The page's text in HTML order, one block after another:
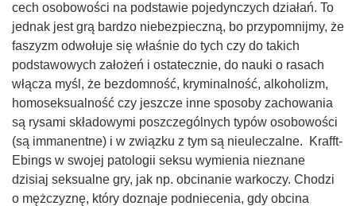
cech osobowości na podstawie pojedynczych działań. To
jednak jest grą bardzo niebezpieczną, bo przypomnijmy, że
faszyzm odwołuje się właśnie do tych czy do takich
podstawowych założeń i ostatecznie, do nauki o rasach
włącza myśl, że bezdomność, kryminalność, alkoholizm,
homoseksualność czy jeszcze inne sposoby zachowania
są rysami składowymi poszczególnych typów osobowości
(są immanentne) i w związku z tym są nieuleczalne. Krafft-
Ebings w swojej patologii seksu wymienia nieznane
dzisiaj seksualne gry, jak np. obcinanie warkoczy. Chodzi
o mężczyznę, który doznaje podniecenia, gdy obcina